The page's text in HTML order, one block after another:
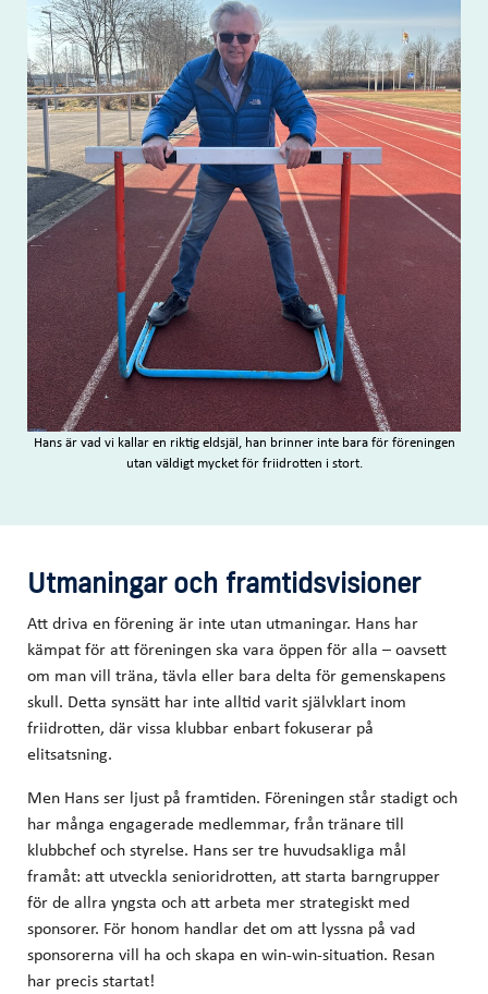
Hans är vad vi kallar en riktig eldsjäl, han brinner inte bara för föreningen
utan väldigt mycket för friidrotten i stort.
Utmaningar och framtidsvisioner
Att driva en förening är inte utan utmaningar. Hans har
kämpat för att föreningen ska vara öppen för alla – oavsett
om man vill träna, tävla eller bara delta för gemenskapens
skull. Detta synsätt har inte alltid varit självklart inom
friidrotten, där vissa klubbar enbart fokuserar på
elitsatsning.
Men Hans ser ljust på framtiden. Föreningen står stadigt och
har många engagerade medlemmar, från tränare till
klubbchef och styrelse. Hans ser tre huvudsakliga mål
framåt: att utveckla senioridrotten, att starta barngrupper
för de allra yngsta och att arbeta mer strategiskt med
sponsorer. För honom handlar det om att lyssna på vad
sponsorerna vill ha och skapa en win-win-situation. Resan
har precis startat!